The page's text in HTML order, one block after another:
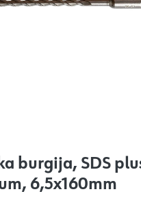
burgija, SDS
6,5x160mm